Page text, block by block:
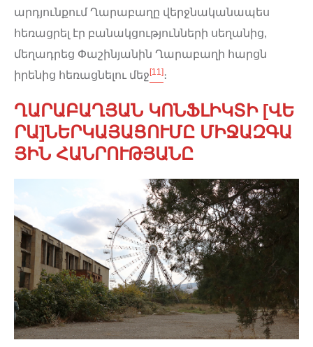
արդյունքում Ղարաբաղը վերջնականապես
հեռացրել էր բանակցությունների սեղանից,
մեղադրեց Փաշինյանին Ղարաբաղի հարցն
իրենից հեռացնելու մեջ [11] ։
ՂԱՐԱԲԱՂՅԱՆ ԿՈՆՖԼԻԿՏԻ [ՎԵ
ՐԱ]ՆԵՐԿԱՅԱՑՈՒՄԸ ՄԻՋԱԶԳԱ
ՅԻՆ ՀԱՆՐՈՒԹՅԱՆԸ